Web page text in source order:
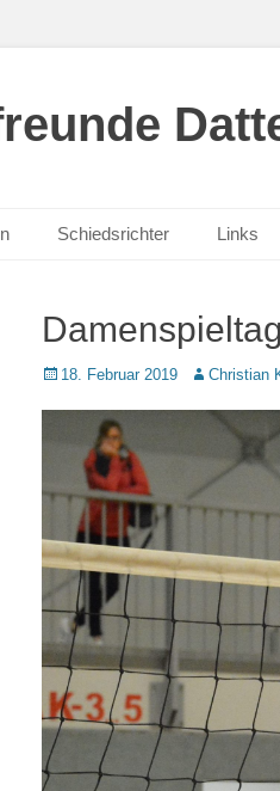
Schiedsrichter Links
Posted
18. Februar 2019 AutorChristian